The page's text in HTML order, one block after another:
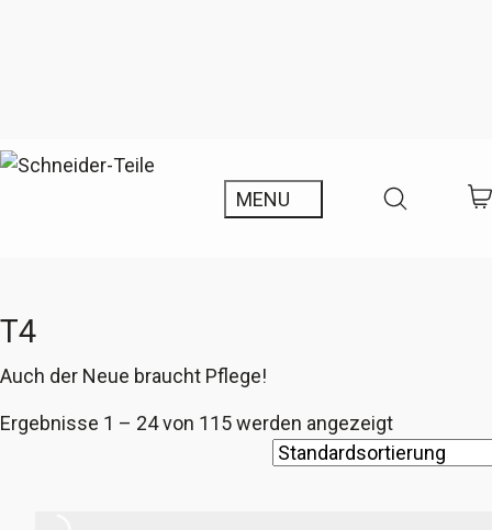
T4
Auch der Neue braucht Pflege!
Ergebnisse 1 – 24 von 115 werden angezeigt